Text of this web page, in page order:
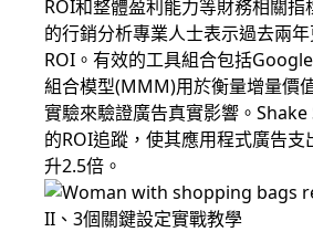
ROI和整體盈利能力等財務相關指
的行銷分析專業人士表示過去兩
ROI。有效的工具組合包括
組合模型(MMM)用於衡量增量價
實驗來驗證廣告真實影響。
的ROI追蹤，使其應用程式廣告支
升2.5倍。
II、3個關鍵設定實戰教學